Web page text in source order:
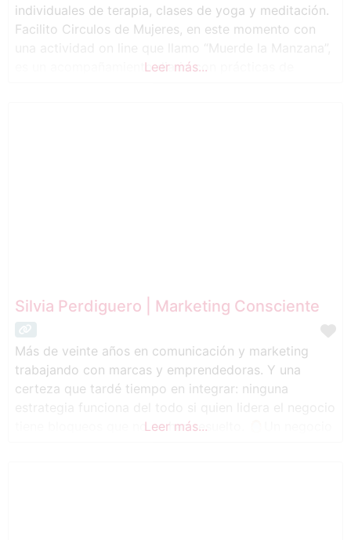
individuales de terapia, clases de yoga y meditación.
Facilito Circulos de Mujeres, en este momento con
es un acompañamiento diario con prácticas de
Leer más...
Silvia Perdiguero | Marketing Consciente
Más de veinte años en comunicación y marketing
trabajando con marcas y emprendedoras. Y una
certeza que tardé tiempo en integrar: ninguna
estrategia funciona del todo si quien lidera el negocio
tiene bloqueos que no se han resuelto. 🪞Un negocio
Leer más...